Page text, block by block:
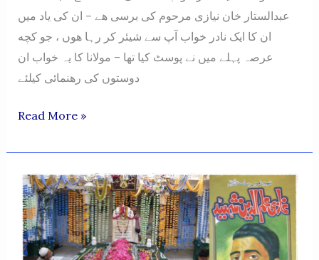
عبدالستار خان نیازی مرحوم کی برسی هے – ان کی یاد میں
ان کا ایک نادر خواب آپ سے شیئر کر رہا هوں ، جو کچه
عرصہ پہلے میں نے پوسٹ کیا تھا – مولانا کا یہ خواب ان
دوستوں کی رهنمائی کیلئے
Molana
Aik
Nadir
Khawab
Read More »